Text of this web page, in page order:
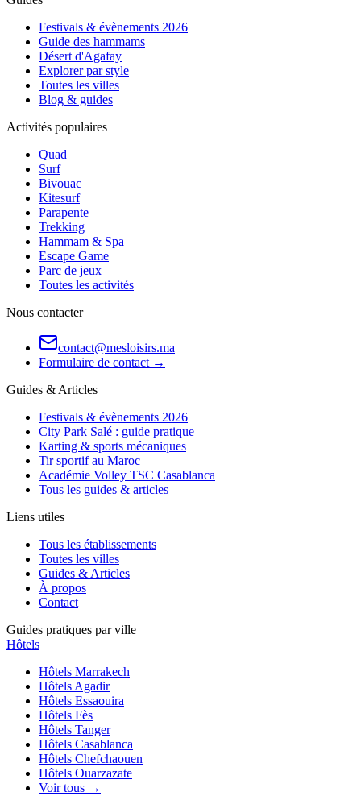
Festivals & évènements 2026
Guide des hammams
Désert d'Agafay
Explorer par style
Toutes les villes
Blog & guides
Activités populaires
Quad
Surf
Bivouac
Kitesurf
Parapente
Trekking
Hammam & Spa
Escape Game
Parc de jeux
Toutes les activités
Nous contacter
contact@mesloisirs.ma
Formulaire de contact →
Guides & Articles
Festivals & évènements 2026
City Park Salé : guide pratique
Karting & sports mécaniques
Tir sportif au Maroc
Académie Volley TSC Casablanca
Tous les guides & articles
Liens utiles
Tous les établissements
Toutes les villes
Guides & Articles
À propos
Contact
Guides pratiques par ville
Hôtels
Hôtels Marrakech
Hôtels Agadir
Hôtels Essaouira
Hôtels Fès
Hôtels Tanger
Hôtels Casablanca
Hôtels Chefchaouen
Hôtels Ouarzazate
Voir tous →